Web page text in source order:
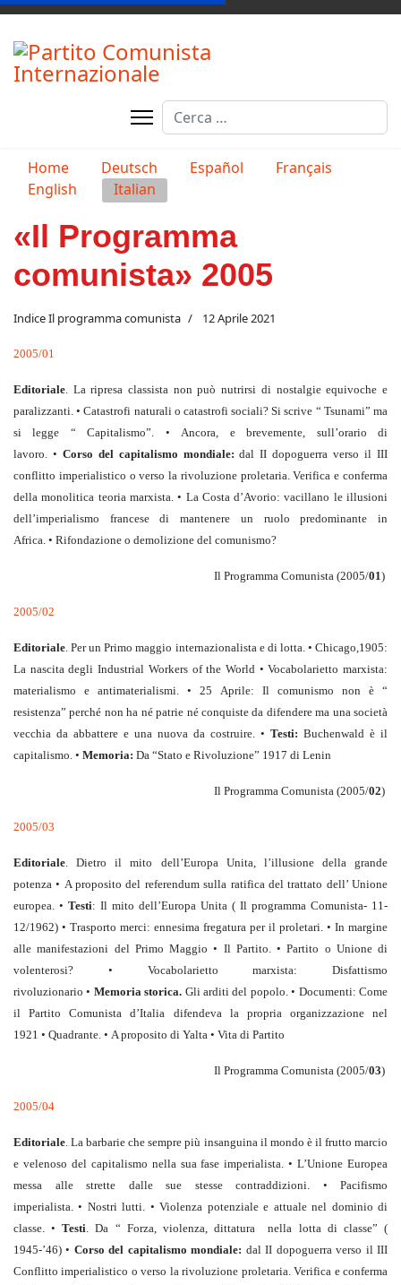
Cerca
Seleziona la tua lingua
Home Deutsch Español
Français
English
Italian
«Il Programma
comunista» 2005
Indice Il programma comunista 12 Aprile 2021
2005/01
Editoriale. La ripresa classista non può nutrirsi di nostalgie equivoche e
paralizzanti. • Catastrofi naturali o catastrofi sociali? Si scrive “ Tsunami” ma
si legge “ Capitalismo”. • Ancora, e brevemente, sull’orario di
lavoro. • Corso del capitalismo mondiale: dal II dopoguerra verso il III
conflitto imperialistico o verso la rivoluzione proletaria. Verifica e conferma
della monolitica teoria marxista. • La Costa d’Avorio: vacillano le illusioni
dell’imperialismo francese di mantenere un ruolo predominante in
Africa. • Rifondazione o demolizione del comunismo?
Il Programma Comunista (2005/01)
2005/02
Editoriale. Per un Primo maggio internazionalista e di lotta. • Chicago,1905:
La nascita degli Industrial Workers of the World • Vocabolarietto marxista:
materialismo e antimaterialismi. • 25 Aprile: Il comunismo non è “
resistenza” perché non ha né patrie né conquiste da difendere ma una società
vecchia da abbattere e una nuova da costruire. • Testi: Buchenwald è il
capitalismo. • Memoria: Da “Stato e Rivoluzione” 1917 di Lenin
Il Programma Comunista (2005/02)
2005/03
Editoriale. Dietro il mito dell’Europa Unita, l’illusione della grande
potenza • A proposito del referendum sulla ratifica del trattato dell’ Unione
europea. • Testi: Il mito dell’Europa Unita ( Il programma Comunista- 11-
12/1962) • Trasporto merci: ennesima fregatura per il proletari. • In margine
alle manifestazioni del Primo Maggio • Il Partito. • Partito o Unione di
volenterosi? • Vocabolarietto marxista: Disfattismo
rivoluzionario • Memoria storica. Gli arditi del popolo. • Documenti: Come
il Partito Comunista d’Italia difendeva la propria organizzazione nel
1921 • Quadrante. • A proposito di Yalta • Vita di Partito
Il Programma Comunista (2005/03)
2005/04
Editoriale. La barbarie che sempre più insanguina il mondo è il frutto marcio
e velenoso del capitalismo nella sua fase imperialista. • L’Unione Europea
messa alle strette dalle sue stesse contraddizioni. • Pacifismo
imperialista. • Nostri lutti. • Violenza potenziale e attuale nel dominio di
classe. •Testi. Da “ Forza, violenza, dittatura nella lotta di classe” (
1945-’46) • Corso del capitalismo mondiale: dal II dopoguerra verso il III
Conflitto imperialistico o verso la rivoluzione proletaria. Verifica e conferma